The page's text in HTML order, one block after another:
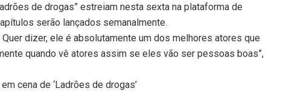
de drogas” estreiam nesta sexta na plataforma de
serão lançados semanalmente.
Quer dizer, ele é absolutamente um dos melhores atores que
quando vê atores assim se eles vão ser pessoas boas”,
cena de ‘Ladrões de drogas’